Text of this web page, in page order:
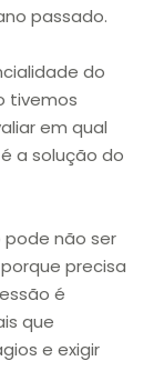
passado.
do
tivemos
em qual
a solução do
não ser
precisa
é
que
e exigir